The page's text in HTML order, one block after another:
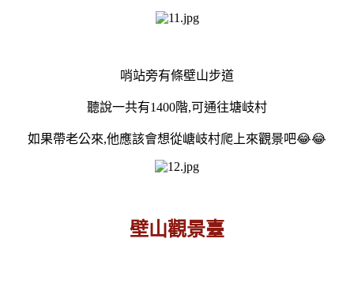
哨站旁有條壁山步道
聽說一共有1400階,可通往塘岐村
如果帶老公來,他應該會想從嵣岐村爬上來觀景吧😂😂
壁山觀景臺